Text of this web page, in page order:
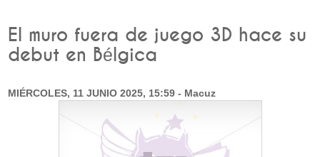
El muro fuera de juego 3D hace su
debut en Bélgica
MIÉRCOLES, 11 JUNIO 2025, 15:59 - Macuz